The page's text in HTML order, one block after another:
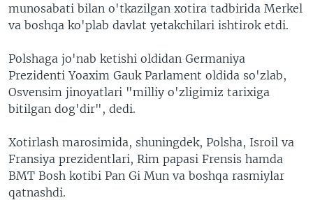
munosabati bilan o'tkazilgan xotira tadbirida Merkel
va boshqa ko'plab davlat yetakchilari ishtirok etdi.
Polshaga jo'nab ketishi oldidan Germaniya
Prezidenti Yoaxim Gauk Parlament oldida so'zlab,
Osvensim jinoyatlari "milliy o'zligimiz tarixiga
bitilgan dog'dir", dedi.
Xotirlash marosimida, shuningdek, Polsha, Isroil va
Fransiya prezidentlari, Rim papasi Frensis hamda
BMT Bosh kotibi Pan Gi Mun va boshqa rasmiylar
qatnashdi.